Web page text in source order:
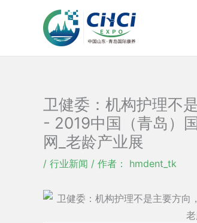
卫健委：机构护理不
- 2019中国（青岛）
网_老龄产业展
/ 行业新闻 / 作者： hmdent_tk